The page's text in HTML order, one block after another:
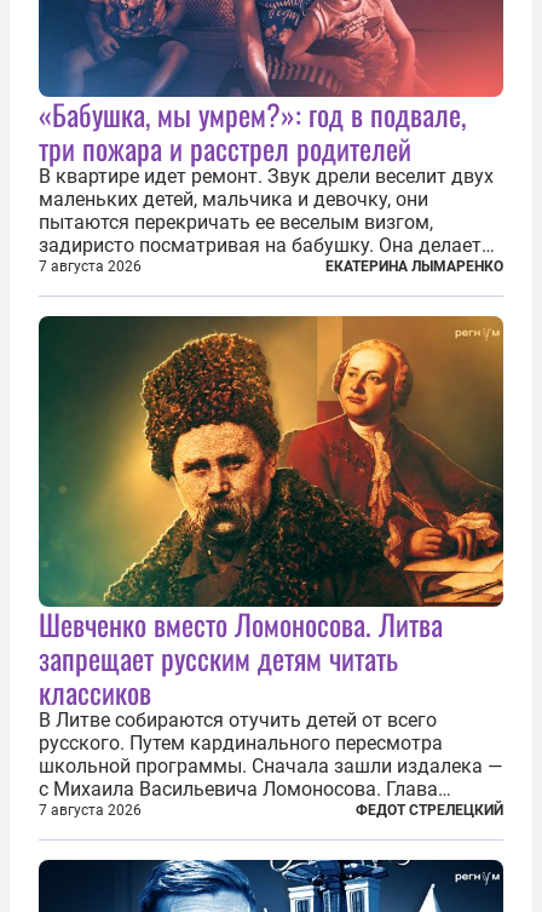
«Бабушка, мы умрем?»: год в подвале,
три пожара и расстрел родителей
В квартире идет ремонт. Звук дрели веселит двух
маленьких детей, мальчика и девочку, они
пытаются перекричать ее веселым визгом,
задиристо посматривая на бабушку. Она делает
им замечание, но внуки чувствуют, что она
сердится невсерьез. И это правда: дрель, конечно,
сверлит противно, но всё...
7 августа 2026 ЕКАТЕРИНА ЛЫМАРЕНКО
Шевченко вместо Ломоносова. Литва
запрещает русским детям читать
классиков
В Литве собираются отучить детей от всего
русского. Путем кардинального пересмотра
школьной программы. Сначала зашли издалека —
с Михаила Васильевича Ломоносова. Глава
правительства Литвы Миндаугас Синкявичюс
предложил исключить его тексты из программ
общего образования. Мотивировал он это тем,
7 августа 2026 ФЕДОТ СТРЕЛЕЦКИЙ